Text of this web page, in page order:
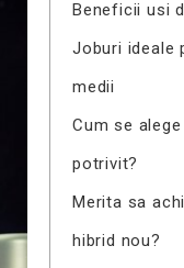
Beneficii usi
Joburi ideale
medii
Cum se
potrivit?
Merita sa
hibrid nou?